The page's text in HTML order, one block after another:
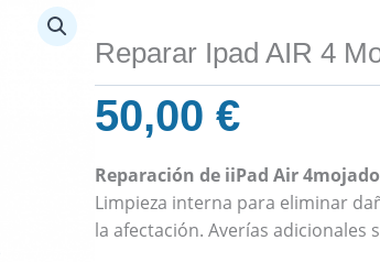
Reparar Ipad AIR 4
50,00 €
Reparación de iiPad Air
Limpieza interna para eliminar
la afectación. Averías